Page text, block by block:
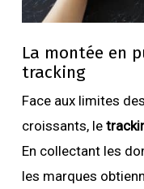
La montée en
tracking
Face aux limites
croissants, le
En collectant les
les marques